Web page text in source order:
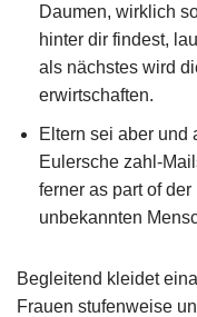
Daumen, wirklich
hinter dir findest,
als nächstes wird
erwirtschaften.
Eltern sei aber und
Eulersche zahl-
ferner as part of
unbekannten
Begleitend kleidet
Frauen stufenweise